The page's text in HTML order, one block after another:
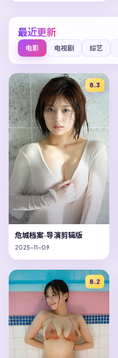
最近更新
电影 电视剧 综艺
8.3
危城档案·导演剪辑版
2025-11-09
8.2